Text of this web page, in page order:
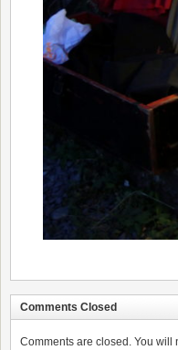
Comments Closed
Comments are closed. You will